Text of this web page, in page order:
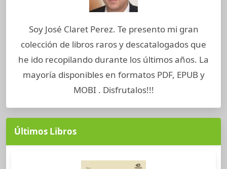
Soy José Claret Perez. Te presento mi gran
colección de libros raros y descatalogados que
he ido recopilando durante los últimos años. La
mayoría disponibles en formatos PDF, EPUB y
MOBI . Disfrutalos!!!
Últimos Libros